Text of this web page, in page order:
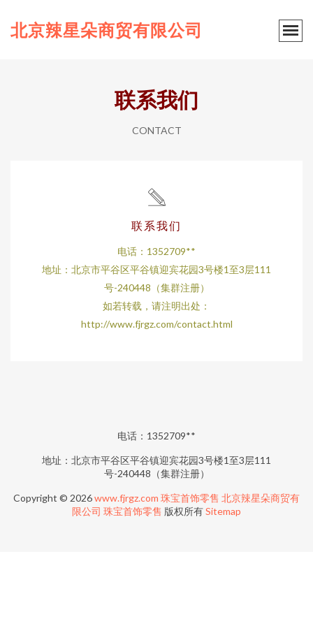
北京辣星朵商贸有限公司
联系我们
CONTACT
联系我们
电话：1352709**
地址：北京市平谷区平谷镇迎宾花园3号楼1至3层111
号-240448（集群注册）
如若转载，请注明出处：
http://www.fjrgz.com/contact.html
电话：1352709**
地址：北京市平谷区平谷镇迎宾花园3号楼1至3层111
号-240448（集群注册）
Copyright © 2026www.fjrgz.com 珠宝首饰零售 北京辣星朵商贸有
限公司 珠宝首饰零售 版权所有Sitemap